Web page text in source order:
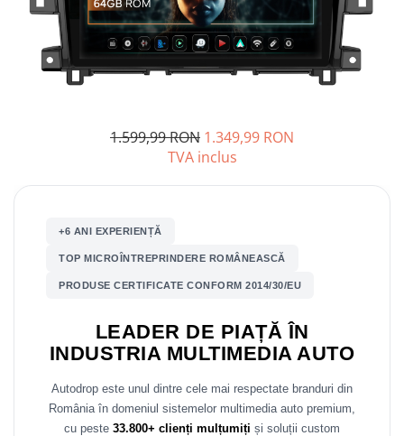
Seat
Mitsubishi
1.599,99 RON 1.349,99 RON
TVA inclus
+6 ANI EXPERIENȚĂ
TOP MICROÎNTREPRINDERE ROMÂNEASCĂ
PRODUSE CERTIFICATE CONFORM 2014/30/EU
LEADER DE PIAȚĂ ÎN
INDUSTRIA MULTIMEDIA AUTO
Autodrop este unul dintre cele mai respectate branduri din
România în domeniul sistemelor multimedia auto premium,
cu peste 33.800+ clienți mulțumiți și soluții custom